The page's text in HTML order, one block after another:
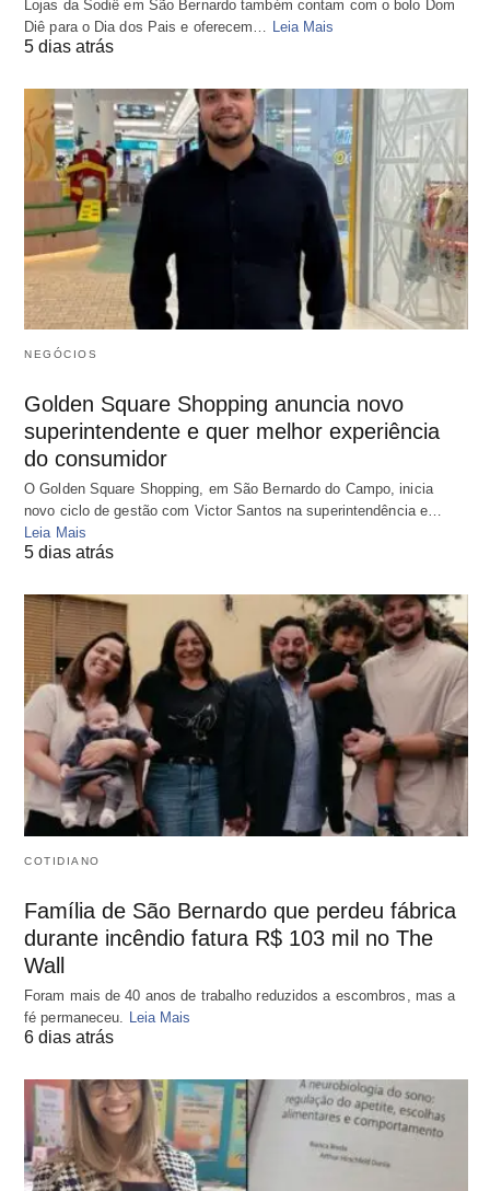
Lojas da Sodiê em São Bernardo também contam com o bolo Dom
Diê para o Dia dos Pais e oferecem… Leia Mais
5 dias atrás
NEGÓCIOS
Golden Square Shopping anuncia novo
superintendente e quer melhor experiência
do consumidor
O Golden Square Shopping, em São Bernardo do Campo, inicia
novo ciclo de gestão com Victor Santos na superintendência e…
Leia Mais
5 dias atrás
COTIDIANO
Família de São Bernardo que perdeu fábrica
durante incêndio fatura R$ 103 mil no The
Wall
Foram mais de 40 anos de trabalho reduzidos a escombros, mas a
fé permaneceu. Leia Mais
6 dias atrás